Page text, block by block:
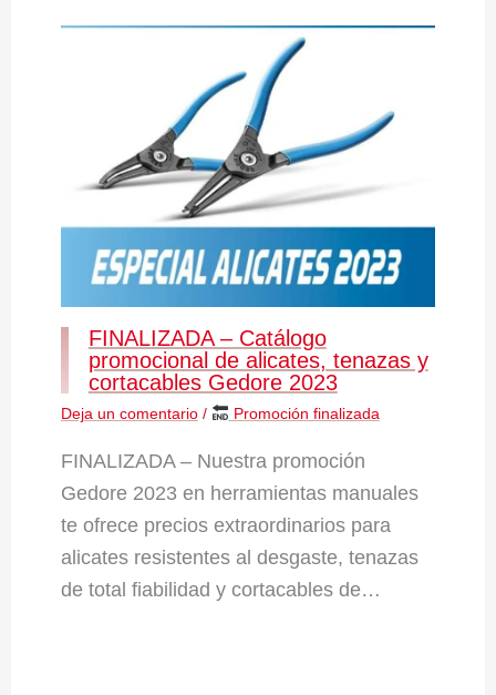
FINALIZADA – Catálogo
promocional de alicates, tenazas y
cortacables Gedore 2023
Deja un comentario / Promoción finalizada
FINALIZADA – Nuestra promoción
Gedore 2023 en herramientas manuales
te ofrece precios extraordinarios para
alicates resistentes al desgaste, tenazas
de total fiabilidad y cortacables de…